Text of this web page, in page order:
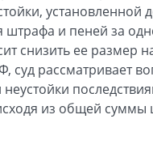
установленной
штрафа и пеней за
снизить ее размер
суд рассматривает
из общей суммы